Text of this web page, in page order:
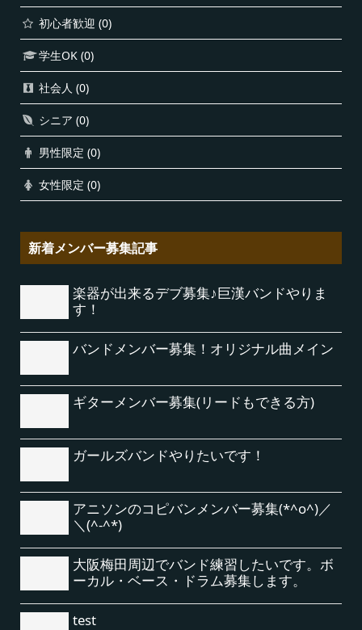
初心者歓迎 (0)
学生OK (0)
社会人 (0)
シニア (0)
男性限定 (0)
女性限定 (0)
新着メンバー募集記事
楽器が出来るデブ募集♪巨漢バンドやりま
す！
バンドメンバー募集！オリジナル曲メイン
ギターメンバー募集(リードもできる方)
ガールズバンドやりたいです！
アニソンのコピバンメンバー募集(*^o^)／
＼(^-^*)
大阪梅田周辺でバンド練習したいです。ボ
ーカル・ベース・ドラム募集します。
test